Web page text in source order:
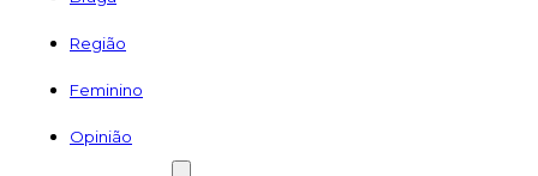
Região
Feminino
Opinião